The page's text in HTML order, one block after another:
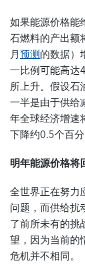
如果能源价格能
石燃料的产出额
月预测的数据）
一比例可能高
所上升。假设石
一半是由于供给
年全球经济增速
下降约0.5个百分
明年能源价格将
全世界正在努力
问题，而供给扰
了前所未有的挑
望，因为当前
危机并不相同。